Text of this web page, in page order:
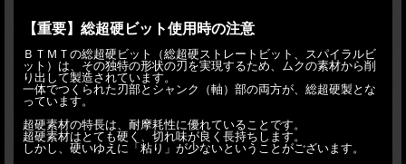
【重要】総超硬ビット使用時の注意
ＢＴＭＴの総超硬ビット（総超硬ストレートビット、スパイラルビ
ット）は、その独特の形状の刃を実現するため、ムクの素材から削
り出して製造されています。
一体でつくられた刃部とシャンク（軸）部の両方が、総超硬製とな
っています。
超硬素材の特長は、耐摩耗性に優れていることです。
超硬素材はとても硬く、切れ味が良く長持ちします。
しかし、硬いゆえに「粘り」が少ないということがございます。